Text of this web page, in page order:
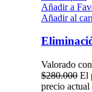
Añadir a
Añadir al
Valorado con
$280.000 El
precio actual